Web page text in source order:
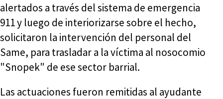
alertados a través del sistema de emergencia
911 y luego de interiorizarse sobre el hecho,
solicitaron la intervención del personal del
Same, para trasladar a la víctima al nosocomio
"Snopek" de ese sector barrial.
Las actuaciones fueron remitidas al ayudante